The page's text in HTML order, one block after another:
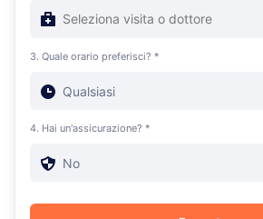
3. Quale orario preferisci? *
4. Hai un'assicurazione? *